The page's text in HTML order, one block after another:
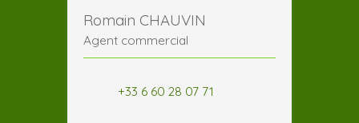
Romain CHAUVIN
Agent commercial
+33 6 60 28 07 71